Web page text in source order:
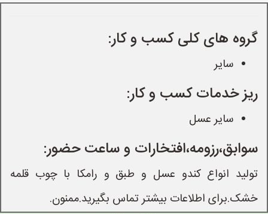
گروه های کلی کسب و کار:
سایر
ریز خدمات کسب و کار:
سایر عسل
سوابق،رزومه،افتخارات و ساعت حضور:
تولید انواع کندو عسل و طبق و رامکا با چوب قلمه
خشک.برای اطلاعات بیشتر تماس بگیرید.ممنون.